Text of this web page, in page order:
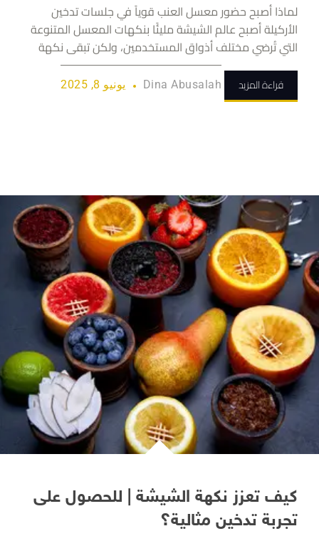
لماذا أصبح حضور معسل العنب قوياً في جلسات تدخين
الأركيلة أصبح عالم الشيشة مليئًا بنكهات المعسل المتنوعة
التي تُرضي مختلف أذواق المستخدمين، ولكن تبقى نكهة
قراءة المزيد Dina Abusalah يونيو 8, 2025
كيف تعزز نكهة الشيشة | للحصول على
تجربة تدخين مثالية؟